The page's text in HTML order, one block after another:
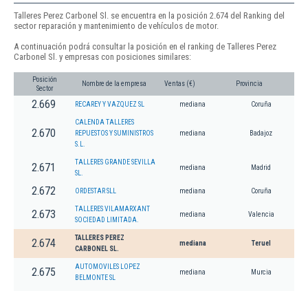
Talleres Perez Carbonel Sl. se encuentra en la posición 2.674 del Ranking del
sector reparación y mantenimiento de vehículos de motor.
A continuación podrá consultar la posición en el ranking de Talleres Perez
Carbonel Sl. y empresas con posiciones similares:
Posición
Sector
Nombre de la empresa Ventas (€) Provincia
2.669 RECAREY Y VAZQUEZ SL mediana Coruña
2.670
CALENDA TALLERES
REPUESTOS Y SUMINISTROS
S.L.
mediana Badajoz
2.671
TALLERES GRANDE SEVILLA
SL.
mediana Madrid
2.672 ORDESTAR SLL mediana Coruña
2.673
TALLERES VILAMARXANT
SOCIEDAD LIMITADA.
mediana Valencia
2.674
TALLERES PEREZ
CARBONEL SL.
mediana Teruel
2.675
AUTOMOVILES LOPEZ
BELMONTE SL
mediana Murcia